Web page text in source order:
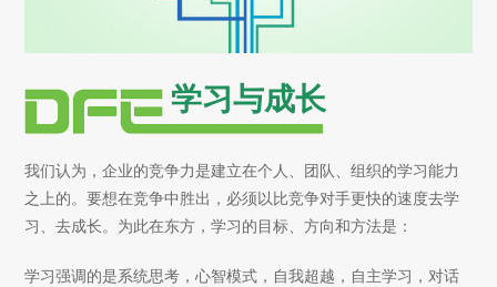
学习与成长
我们认为，企业的竞争力是建立在个人、团队、组织的学习能力
之上的。要想在竞争中胜出，必须以比竞争对手更快的速度去学
习、去成长。为此在东方，学习的目标、方向和方法是：
学习强调的是系统思考，心智模式，自我超越，自主学习，对话